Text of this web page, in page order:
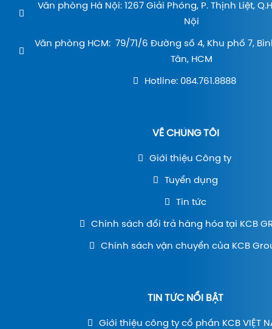
Văn phòng Hà Nội: 1267 Giải Phóng, P. Thịnh Liệt,
Nội
Văn phòng HCM: 79/71/6 Đường số 4, Khu phố 7,
Tân, HCM
Hotline: 084.761.8888
VỀ CHÚNG TÔI
Giới thiệu Công ty
Tuyển dụng
Tin tức
Chính sách đổi trả hàng hóa tại KCB
Chính sách vận chuyển của KCB
TIN TỨC NỔI BẬT
Giới thiệu công ty cổ phần KCB VIỆT